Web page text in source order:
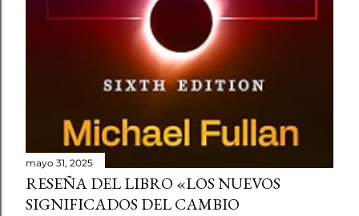
mayo 31, 2025
RESEÑA DEL LIBRO «LOS NUEVOS
SIGNIFICADOS DEL CAMBIO